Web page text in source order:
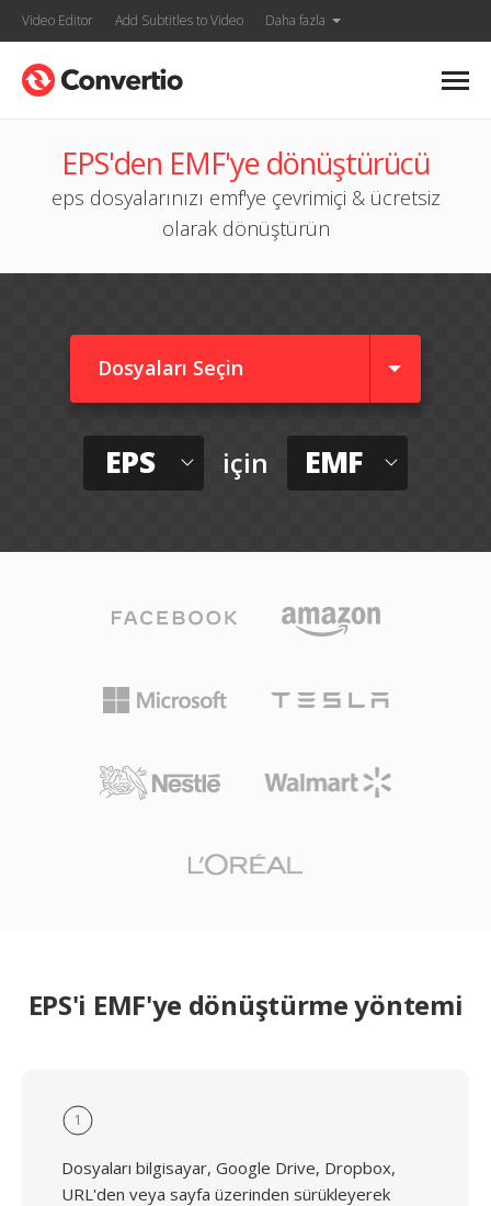
Video Editor Add Subtitles to Video Daha fazla
EPS'den EMF'ye dönüştürücü
eps dosyalarınızı emf'ye çevrimiçi & ücretsiz
olarak dönüştürün
Dosyaları Seçin
EPS için EMF
EPS'i EMF'ye dönüştürme yöntemi
1
Dosyaları bilgisayar, Google Drive, Dropbox,
URL'den veya sayfa üzerinden sürükleyerek